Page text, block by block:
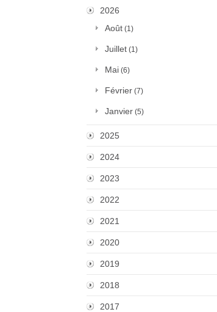
2026
Août (1)
Juillet (1)
Mai (6)
Février (7)
Janvier (5)
2025
2024
2023
2022
2021
2020
2019
2018
2017